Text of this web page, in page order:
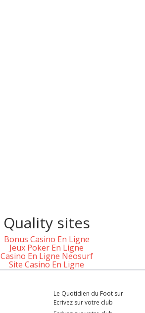
Quality sites
Bonus Casino En Ligne
Jeux Poker En Ligne
Casino En Ligne Neosurf
Site Casino En Ligne
Le Quotidien du Foot sur
Ecrivez sur votre club